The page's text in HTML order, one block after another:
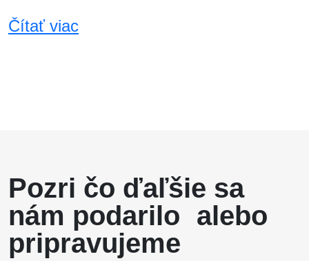
Čítať viac
Pozri čo ďaľšie sa
nám podarilo alebo
pripravujeme